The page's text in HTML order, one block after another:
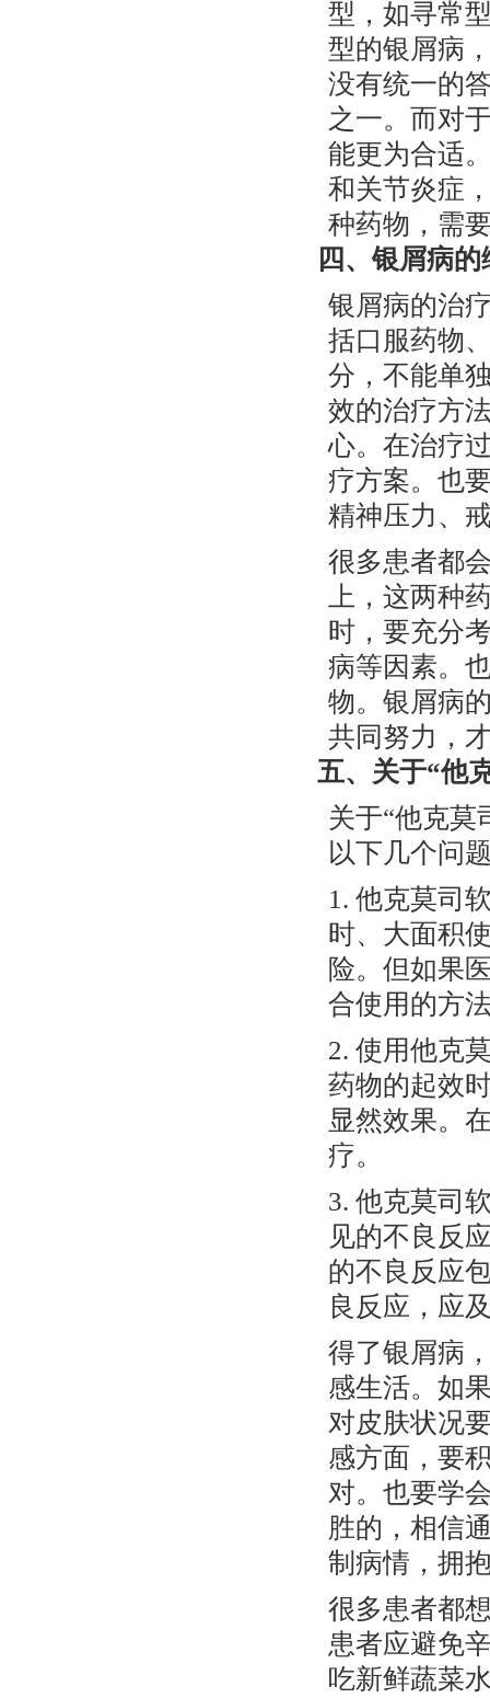
型，如寻常
型的银屑病
没有统一的
之一。而对
能更为合适
和关节炎症
种药物，需
四、银屑病
银屑病的治
括口服药物
分，不能单
效的治疗方
心。在治疗
疗方案。也
精神压力、
很多患者都
上，这两种
时，要充分
病等因素。
物。银屑病
共同努力，
五、关于“他
关于“他克莫
以下几个问
1. 他克莫司
时、大面积
险。但如果
合使用的方
2. 使用他克
药物的起效
显然效果。
疗。
3. 他克莫司
见的不良反
的不良反应
良反应，应
得了银屑病
感生活。如
对皮肤状况
感方面，要
对。也要学
胜的，相信
制病情，拥
很多患者都
患者应避免
吃新鲜蔬菜